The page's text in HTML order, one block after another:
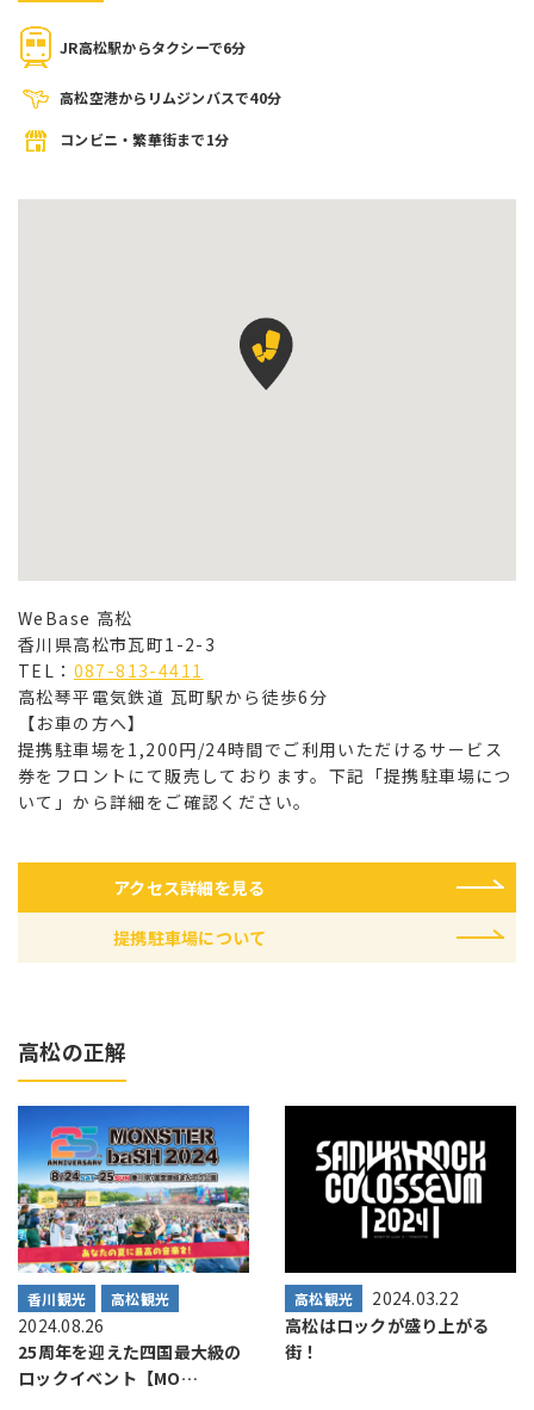
JR高松駅からタクシーで6分
高松空港からリムジンバスで40分
コンビニ・繁華街まで1分
WeBase 高松
香川県高松市瓦町1-2-3
TEL： 087-813-4411
高松琴平電気鉄道 瓦町駅から徒歩6分
【お車の方へ】
提携駐車場を1,200円/24時間でご利用いただけるサービス
券をフロントにて販売しております。下記「提携駐車場につ
いて」から詳細をご確認ください。
アクセス詳細を見る
提携駐車場について
高松の正解
香川観光 高松観光
2024.08.26
25周年を迎えた四国最大級の
ロックイベント【MO…
高松観光
2024.03.22
高松はロックが盛り上がる
街！